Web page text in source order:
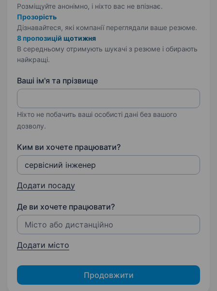
Розміщуйте анонімно, і ніхто вас не впізнає.
Прозорість
Дізнавайтеся, які компанії переглядали ваше резюме.
8 пропозицій щотижня
В середньому отримують шукачі з резюме і обирають
найкращі.
Ваші ім'я та прізвище
Ніхто не побачить ваші особисті дані без вашого
дозволу.
Ким ви хочете працювати?
Додати посаду
Де ви хочете працювати?
Додати місто
Продовжити